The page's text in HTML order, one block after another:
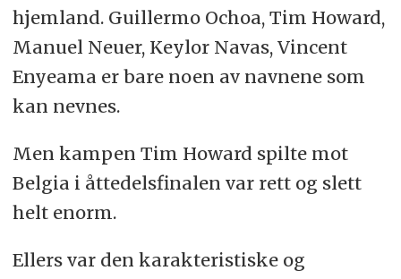
hjemland. Guillermo Ochoa, Tim Howard,
Manuel Neuer, Keylor Navas, Vincent
Enyeama er bare noen av navnene som
kan nevnes.
Men kampen Tim Howard spilte mot
Belgia i åttedelsfinalen var rett og slett
helt enorm.
Ellers var den karakteristiske og